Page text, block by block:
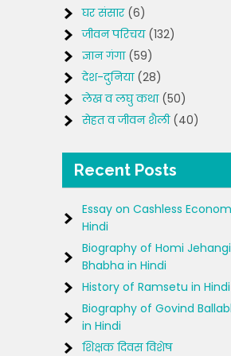
घर संसार(6)
जीवन परिचय(132)
ज्ञान गंगा(59)
देश-दुनिया(28)
लेख व लघु कथा(50)
सेहत व जीवन शैली(40)
Recent Posts
Essay on Cashless
Hindi
Biography of Homi
Bhabha in Hindi
History of Ramsetu in Hindi
Biography of Govind
in Hindi
शिक्षक दिवस विशेष